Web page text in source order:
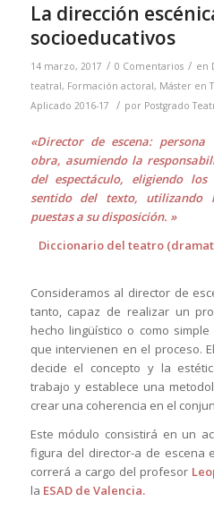
La dirección
socioeducativos
14 marzo, 2017 / 0 Comentarios / en
teatral, Formación actoral, Máster en
Aplicado 2016-17
/ por Postgrado
«Director de escena:
obra, asumiendo la
del espectáculo, eligiendo
sentido del texto, utilizando
puestas a su disposición. »
Diccionario del teatro
Consideramos al director de
tanto, capaz de realizar un
hecho lingüístico o como
que intervienen en el proceso.
decide el concepto y la
trabajo y establece una
crear una coherencia en el
Este módulo consistirá en un
figura del director-a de escena
correrá a cargo del profesor
la ESAD de Valencia.